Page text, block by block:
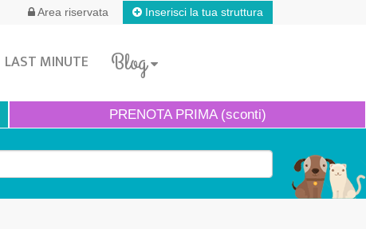
Area riservata Inserisci la tua struttura
LAST MINUTE Blog
PRENOTAPRIMA (sconti)